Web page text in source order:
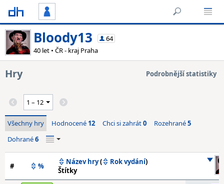
Bloody13
64
40 let • ČR - kraj Praha
Hry Podrobnější statistiky
Všechny hry Hodnocené 12 Chci si zahrát0 Rozehrané5
Dohrané6
# % Název hry( Rok vydání)
Štítky